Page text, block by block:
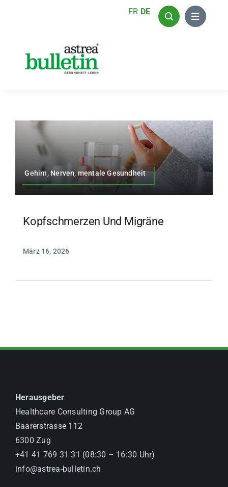
FR DE
Gehirn, Nerven, mentale Gesundheit
Kopfschmerzen Und Migräne
März 16, 2026
Herausgeber
Healthcare Consulting Group AG
Baarerstrasse 112
6300 Zug
+41 41 769 31 31 (08:30 – 16:30 Uhr)
info@astrea-bulletin.ch